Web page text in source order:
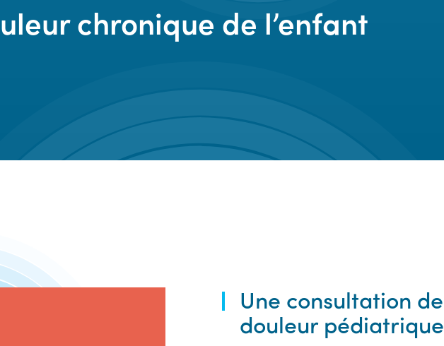
chronique de l’enfant
Une consultation de
douleur pédiatrique